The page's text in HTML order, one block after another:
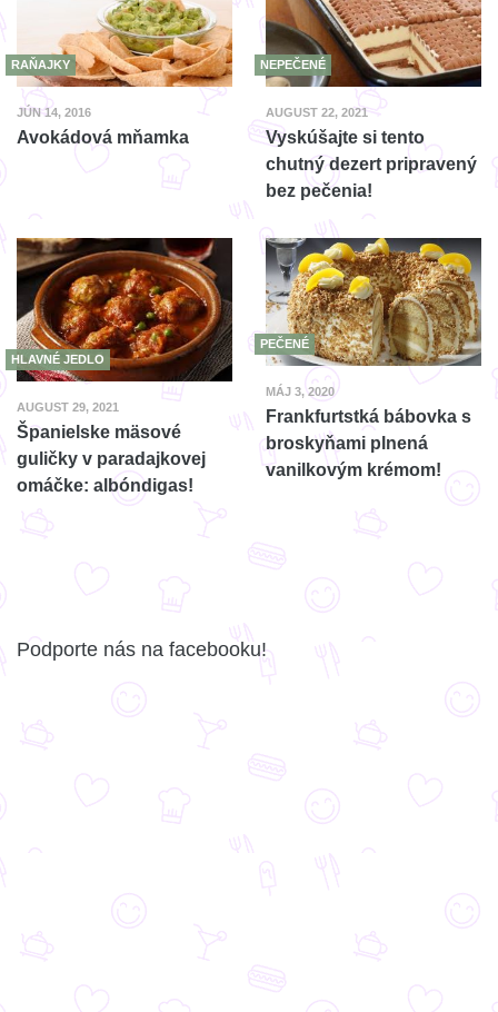
RAŇAJKY
JÚN 14, 2016
Avokádová mňamka
NEPEČENÉ
AUGUST 22, 2021
Vyskúšajte si tento
chutný dezert pripravený
bez pečenia!
HLAVNÉ JEDLO
AUGUST 29, 2021
Španielske mäsové
guličky v paradajkovej
omáčke: albóndigas!
PEČENÉ
MÁJ 3, 2020
Frankfurtstká bábovka s
broskyňami plnená
vanilkovým krémom!
Podporte nás na facebooku!